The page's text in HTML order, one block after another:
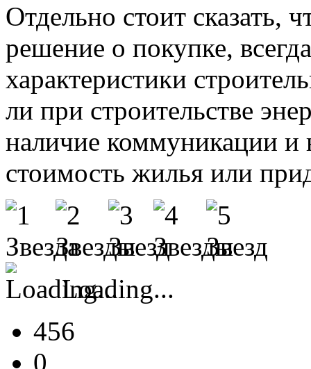
Отдельно стоит сказать,
решение о покупке,
характеристики
ли при строительстве
наличие коммуникации и
стоимость жилья или
Loading...
456
0